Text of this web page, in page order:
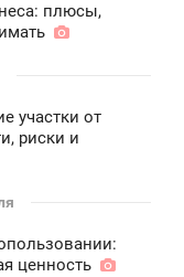
плюсы,
участки от
риски и
ценность